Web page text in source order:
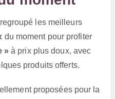
les meilleurs
du moment pour profiter
»à prix plus doux, avec
produits offerts.
proposées pour la